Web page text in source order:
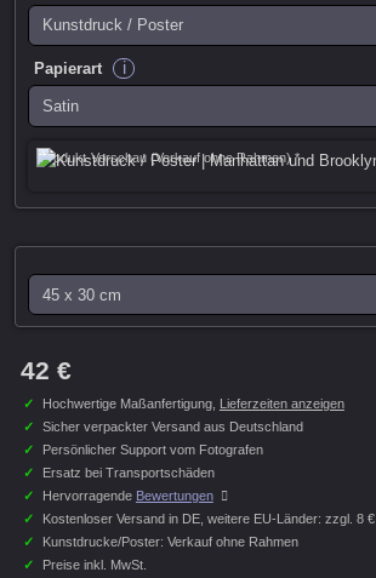
Papierart i
Produkt-Vorschau (Verkauf ohne Rahmen) *
42 €
✓ Hochwertige Maßanfertigung, Lieferzeiten anzeigen
✓
Sicher verpackter Versand aus Deutschland
✓
Persönlicher Support vom Fotografen
✓
Ersatz bei Transportschäden
✓
Hervorragende Bewertungen
✓
Kostenloser Versand in DE, weitere EU-Länder: zzgl. 8 €
✓
Kunstdrucke/Poster: Verkauf ohne Rahmen
✓
Preise inkl. MwSt.